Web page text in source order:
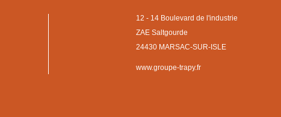
12 - 14 Boulevard de l'industrie
ZAE Saltgourde
24430 MARSAC-SUR-ISLE
www.groupe-trapy.fr